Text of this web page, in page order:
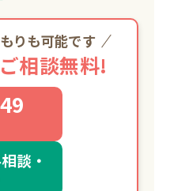
りも可能です
相談無料!
談・